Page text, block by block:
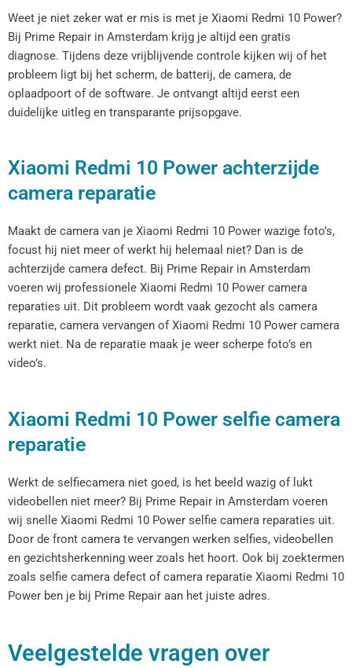
Weet je niet zeker wat er mis is met je Xiaomi Redmi 10 Power?
Bij Prime Repair in Amsterdam krijg je altijd een gratis
diagnose. Tijdens deze vrijblijvende controle kijken wij of het
probleem ligt bij het scherm, de batterij, de camera, de
oplaadpoort of de software. Je ontvangt altijd eerst een
duidelijke uitleg en transparante prijsopgave.
Xiaomi Redmi 10 Power achterzijde
camera reparatie
Maakt de camera van je Xiaomi Redmi 10 Power wazige foto’s,
focust hij niet meer of werkt hij helemaal niet? Dan is de
achterzijde camera defect. Bij Prime Repair in Amsterdam
voeren wij professionele Xiaomi Redmi 10 Power camera
reparaties uit. Dit probleem wordt vaak gezocht als camera
reparatie, camera vervangen of Xiaomi Redmi 10 Power camera
werkt niet. Na de reparatie maak je weer scherpe foto’s en
video’s.
Xiaomi Redmi 10 Power selfie camera
reparatie
Werkt de selfiecamera niet goed, is het beeld wazig of lukt
videobellen niet meer? Bij Prime Repair in Amsterdam voeren
wij snelle Xiaomi Redmi 10 Power selfie camera reparaties uit.
Door de front camera te vervangen werken selfies, videobellen
en gezichtsherkenning weer zoals het hoort. Ook bij zoektermen
zoals selfie camera defect of camera reparatie Xiaomi Redmi 10
Power ben je bij Prime Repair aan het juiste adres.
Veelgestelde vragen over